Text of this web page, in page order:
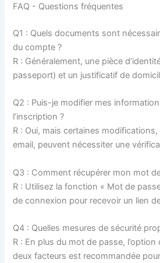
FAQ - Questions fréquentes
Q1 : Quels documents sont
du compte ?
R : Généralement, une pièce
passeport) et un justificatif de
Q2 : Puis-je modifier mes
l’inscription ?
R : Oui, mais certaines modifications,
email, peuvent nécessiter une
Q3 : Comment récupérer mon mot
R : Utilisez la fonction « Mot de
de connexion pour recevoir un lien
Q4 : Quelles mesures de sécurité
R : En plus du mot de passe, l’option
deux facteurs est recommandée